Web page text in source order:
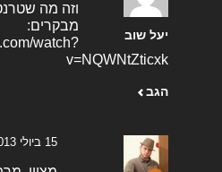
יעל שוב
וזה מה
מבקרים:
watch?
v=NQWNtZticxk
הגב
15 ביולי 2013 בשעה 5:22